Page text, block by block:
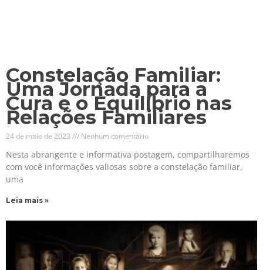
Constelação Familiar:
Uma Jornada para a
Cura e o Equilíbrio nas
Relações Familiares
24 de maio de 2023 Nenhum comentário
Nesta abrangente e informativa postagem, compartilharemos
com você informações valiosas sobre a constelação familiar,
uma
Leia mais »